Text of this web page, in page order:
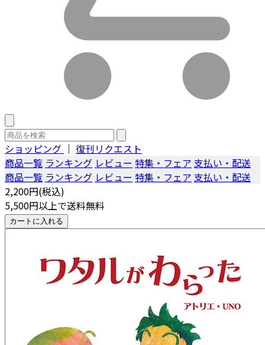
ショッピング ｜ 復刊リクエスト
商品一覧 ランキング レビュー 特集・フェア 支払い・配送
商品一覧 ランキング レビュー 特集・フェア 支払い・配送
2,200円(税込)
5,500円以上で送料無料
カートに入れる